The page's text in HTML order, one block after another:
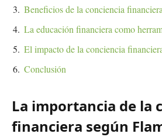
Beneficios de la conciencia financiera
La educación financiera como
El impacto de la conciencia
Conclusión
La importancia de la
financiera según